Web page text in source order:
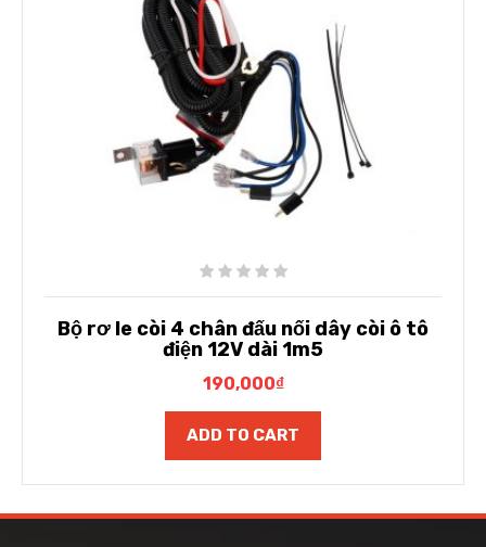
Bộ rơ le còi 4 chân đấu nối dây còi ô tô
điện 12V dài 1m5
190,000₫
ADD TO CART